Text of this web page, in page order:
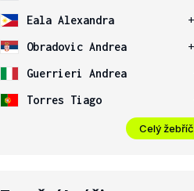
Eala Alexandra
Obradovic Andrea
Guerrieri Andrea
Torres Tiago
Celý